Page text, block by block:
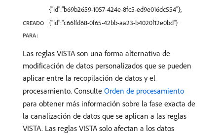
CREADO
PARA:
{"id":"b69b2659-1057-424e-8fc5-ed9e016dc554"},
{"id":"c66ffd68-0f65-42bb-aa23-b4020f12e0bd"}
Las reglas VISTA son una forma alternativa de
modificación de datos personalizados que se pueden
aplicar entre la recopilación de datos y el
procesamiento. Consulte Orden de procesamiento
para obtener más información sobre la fase exacta de
la canalización de datos que se aplican a las reglas
VISTA. Las reglas VISTA solo afectan a los datos